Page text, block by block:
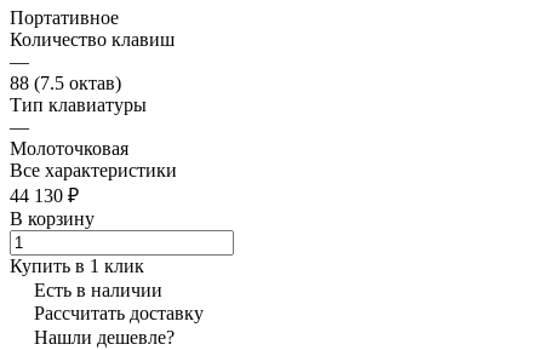
Портативное
Количество клавиш
—
88 (7.5 октав)
Тип клавиатуры
—
Молоточковая
Все характеристики
44 130 ₽
В корзину
Купить в 1 клик
Есть в наличии
Рассчитать доставку
Нашли дешевле?